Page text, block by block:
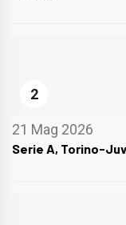
2
21 Mag 2026
Serie A, Torino-